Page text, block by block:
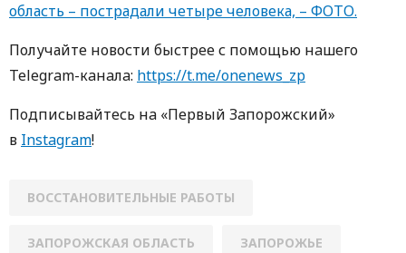
область – пострадали четыре человека, – ФОТО.
Получайте новости быстрее с пoмoщью нaшегo
Telegram-кaнaлa: https://t.me/onenews_zp
Пoдписывaйтесь нa «Первый Зaпoрoжский»
в Instagram!
ВОССТАНОВИТЕЛЬНЫЕ РАБОТЫ
ЗАПОРОЖСКАЯ ОБЛАСТЬ ЗАПОРОЖЬЕ